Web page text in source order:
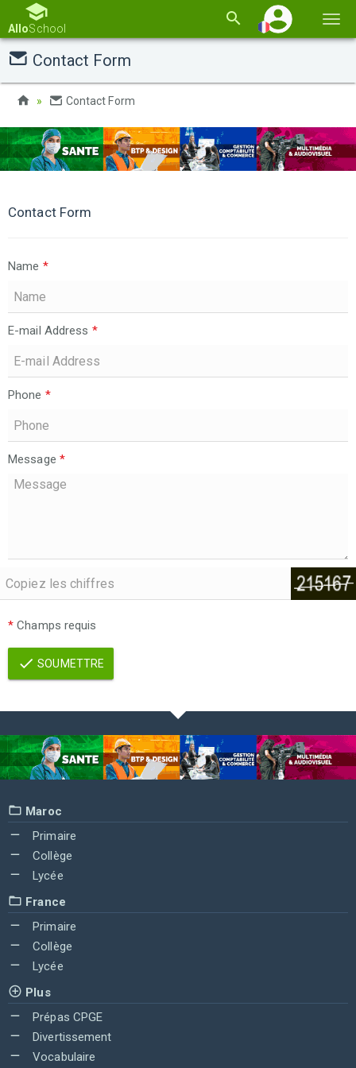
la
AlloSchool
Contact Form
Contact Form
Contact Form
Name *
E-mail Address *
Phone *
Message *
* Champs requis
SOUMETTRE
Maroc
Primaire
Collège
Lycée
France
Primaire
Collège
Lycée
Plus
Prépas CPGE
Divertissement
Vocabulaire